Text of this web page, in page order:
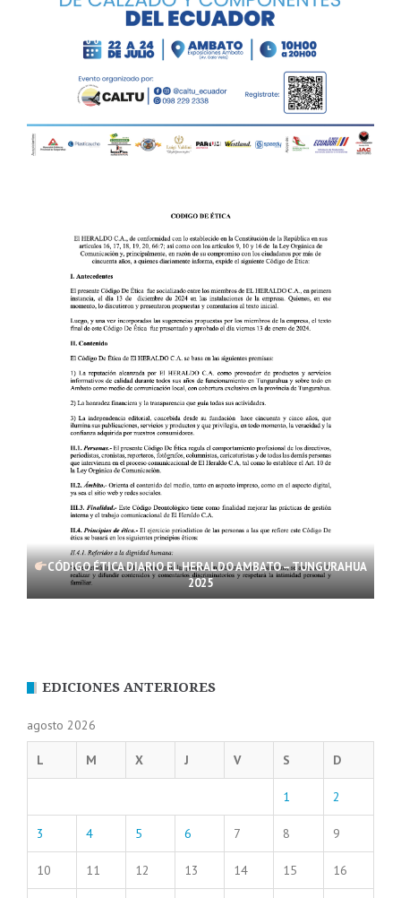
CÓDIGO ÉTICA DIARIO EL HERALDO AMBATO – TUNGURAHUA
2025
EDICIONES ANTERIORES
agosto 2026
L M X J V S D
1 2
3 4 5 6 7 8 9
10 11 12 13 14 15 16